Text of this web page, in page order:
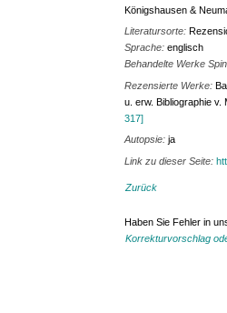
Königshausen &
Literatursorte:
Sprache:englisch
Behandelte Werke
Rezensierte Werke:
u. erw. Bibliographie
317]
Autopsie:ja
Link zu dieser Seite:
Zurück
Haben Sie Fehler in
Korrekturvorschlag